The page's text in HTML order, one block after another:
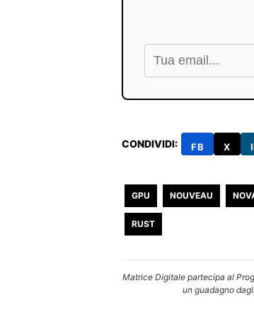
CONDIVIDI: FB X
GPU NOUVEAU
RUST
Matrice Digitale partecipa al
un guadagno